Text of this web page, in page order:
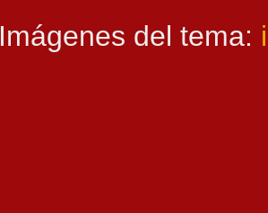
Imágenes del tema: